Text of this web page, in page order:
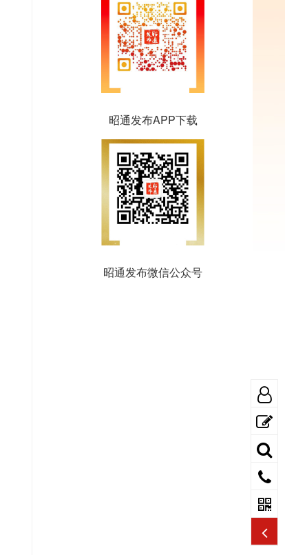
昭通发布APP下载
昭通发布微信公众号